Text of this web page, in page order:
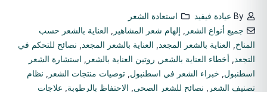
By عيادة فيفيد
استعادة الشعر
جميع أنواع الشعر
إلهام شعر المشاهير
العناية بالشعر حسب
المناخ
العناية بالشعر المجعد العناية بالشعر المجعد
نصائح للتحكم في
التجعد
أخطاء العناية بالشعر روتين العناية بالشعر
استشارة الشعر
اسطنبول
خبراء الشعر في اسطنبول توصيات منتجات الشعر
نظام
تصنيف الشعر
نصائح للشعر الصحي الاحتفاظ بالرطوبة
علاجات